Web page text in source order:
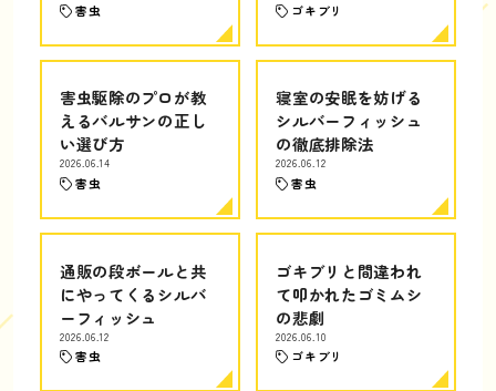
害虫 ゴキブリ
害虫駆除のプロが教
えるバルサンの正し
い選び方
2026.06.14
害虫
寝室の安眠を妨げる
シルバーフィッシュ
の徹底排除法
2026.06.12
害虫
通販の段ボールと共
にやってくるシルバ
ーフィッシュ
2026.06.12
害虫
ゴキブリと間違われ
て叩かれたゴミムシ
の悲劇
2026.06.10
ゴキブリ